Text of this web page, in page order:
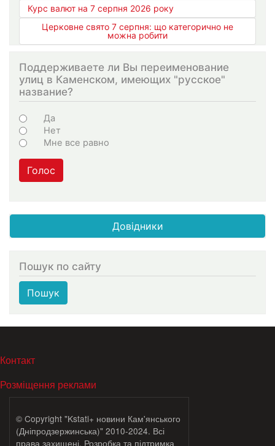
Курс валют на 7 серпня 2026 року
Церковне свято 7 серпня: що категорично не
можна робити
Поддерживаете ли Вы переименование
улиц в Каменском, имеющих "русское"
название?
Варіанти
Да
Нет
Мне все равно
Голос
Довідники
Пошук по сайту
Пошук
МЕНЮ В ПОДВАЛЕ
Контакт
Розміщення реклами
© Copyright "Kstati+ новини Кам'янського
(Дніпродзержинська)" 2010-2024. Всі
права захищені. Розробка та підтримка